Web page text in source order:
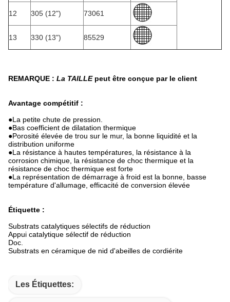
12 305 (12") 73061
13 330 (13") 85529
REMARQUE : La TAILLEpeut être conçue par le client
Avantage compétitif :
●La petite chute de pression.
●Bas coefficient de dilatation thermique
●Porosité élevée de trou sur le mur, la bonne liquidité et la
distribution uniforme
●La résistance à hautes températures, la résistance à la
corrosion chimique, la résistance de choc thermique et la
résistance de choc thermique est forte
●La représentation de démarrage à froid est la bonne, basse
température d'allumage, efficacité de conversion élevée
Étiquette :
Substrats catalytiques sélectifs de réduction
Appui catalytique sélectif de réduction
Doc.
Substrats en céramique de nid d'abeilles de cordiérite
Les Étiquettes: